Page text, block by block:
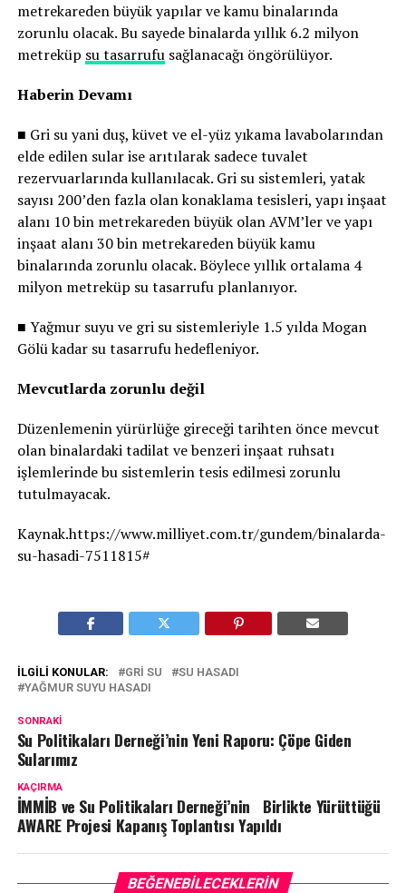
metrekareden büyük yapılar ve kamu binalarında
zorunlu olacak. Bu sayede binalarda yıllık 6.2 milyon
metreküp su tasarrufusağlanacağı öngörülüyor.
Haberin Devamı
■ Gri su yani duş, küvet ve el-yüz yıkama lavabolarından
elde edilen sular ise arıtılarak sadece tuvalet
rezervuarlarında kullanılacak. Gri su sistemleri, yatak
sayısı 200’den fazla olan konaklama tesisleri, yapı inşaat
alanı 10 bin metrekareden büyük olan AVM’ler ve yapı
inşaat alanı 30 bin metrekareden büyük kamu
binalarında zorunlu olacak. Böylece yıllık ortalama 4
milyon metreküp su tasarrufu planlanıyor.
■ Yağmur suyu ve gri su sistemleriyle 1.5 yılda Mogan
Gölü kadar su tasarrufu hedefleniyor.
Mevcutlarda zorunlu değil
Düzenlemenin yürürlüğe gireceği tarihten önce mevcut
olan binalardaki tadilat ve benzeri inşaat ruhsatı
işlemlerinde bu sistemlerin tesis edilmesi zorunlu
tutulmayacak.
Kaynak.https://www.milliyet.com.tr/gundem/binalarda-
su-hasadi-7511815#
İLGILI KONULAR: GRI SU
SU HASADI
YAĞMUR SUYU HASADI
SONRAKI
Su Politikaları Derneği’nin Yeni Raporu: Çöpe Giden
Sularımız
KAÇIRMA
İMMİB ve Su Politikaları Derneği’nin Birlikte Yürüttüğü
AWARE Projesi Kapanış Toplantısı Yapıldı
BEĞENEBILECEKLERIN